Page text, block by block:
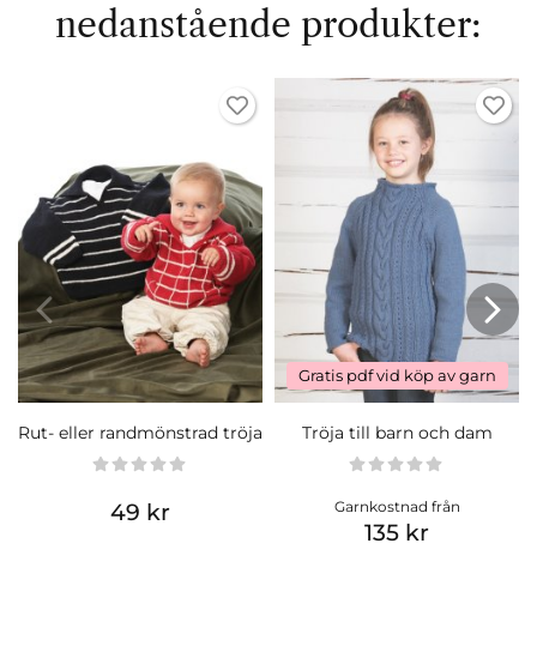
nedanstående produkter:
Rut- eller randmönstrad tröja
49 kr
Gratis pdf vid köp av garn
Tröja till barn och dam
Garnkostnad från
135 kr